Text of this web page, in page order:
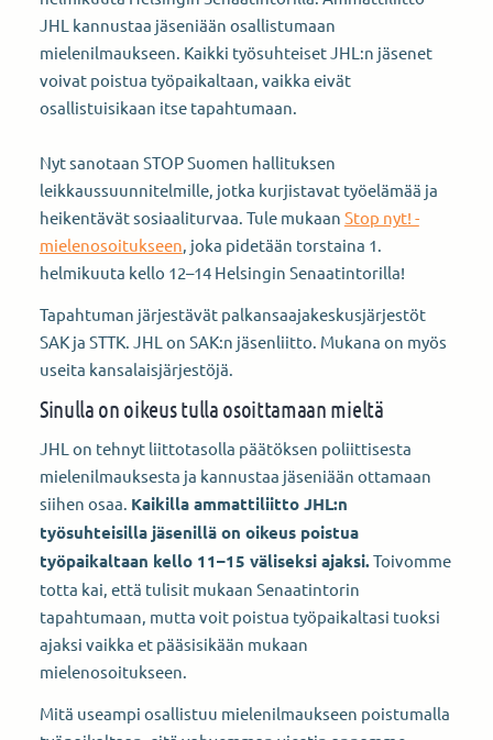
JHL kannustaa jäseniään osallistumaan
mielenilmaukseen. Kaikki työsuhteiset JHL:n jäsenet
voivat poistua työpaikaltaan, vaikka eivät
osallistuisikaan itse tapahtumaan.
Nyt sanotaan STOP Suomen hallituksen
leikkaussuunnitelmille, jotka kurjistavat työelämää ja
heikentävät sosiaaliturvaa. Tule mukaan Stop nyt! -
mielenosoitukseen, joka pidetään torstaina 1.
helmikuuta kello 12–14 Helsingin Senaatintorilla!
Tapahtuman järjestävät palkansaajakeskusjärjestöt
SAK ja STTK. JHL on SAK:n jäsenliitto. Mukana on myös
useita kansalaisjärjestöjä.
Sinulla on oikeus tulla osoittamaan mieltä
JHL on tehnyt liittotasolla päätöksen poliittisesta
mielenilmauksesta ja kannustaa jäseniään ottamaan
siihen osaa. Kaikilla ammattiliitto JHL:n
työsuhteisilla jäsenillä on oikeus poistua
työpaikaltaan kello 11–15 väliseksi ajaksi.Toivomme
totta kai, että tulisit mukaan Senaatintorin
tapahtumaan, mutta voit poistua työpaikaltasi tuoksi
ajaksi vaikka et pääsisikään mukaan
mielenosoitukseen.
Mitä useampi osallistuu mielenilmaukseen poistumalla